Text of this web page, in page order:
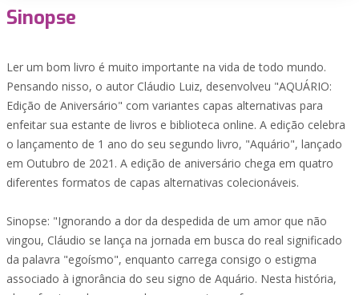
Sinopse
Ler um bom livro é muito importante na vida de todo mundo.
Pensando nisso, o autor Cláudio Luiz, desenvolveu "AQUÁRIO:
Edição de Aniversário" com variantes capas alternativas para
enfeitar sua estante de livros e biblioteca online. A edição celebra
o lançamento de 1 ano do seu segundo livro, "Aquário", lançado
em Outubro de 2021. A edição de aniversário chega em quatro
diferentes formatos de capas alternativas colecionáveis.
Sinopse: "Ignorando a dor da despedida de um amor que não
vingou, Cláudio se lança na jornada em busca do real significado
da palavra "egoísmo", enquanto carrega consigo o estigma
associado à ignorância do seu signo de Aquário. Nesta história,